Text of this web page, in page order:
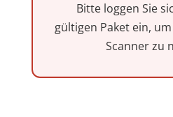
Bitte loggen Sie
gültigen Paket ein,
Scanner zu